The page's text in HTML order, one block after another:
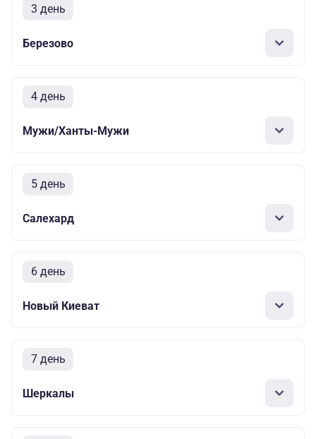
3 день
Березово
4 день
Мужи/Ханты-Мужи
5 день
Салехард
6 день
Новый Киеват
7 день
Шеркалы